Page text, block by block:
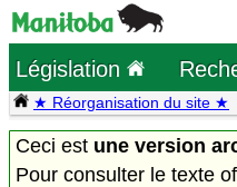
Législation
★ Réorganisation du site ★
Ceci est une version
Pour consulter le texte